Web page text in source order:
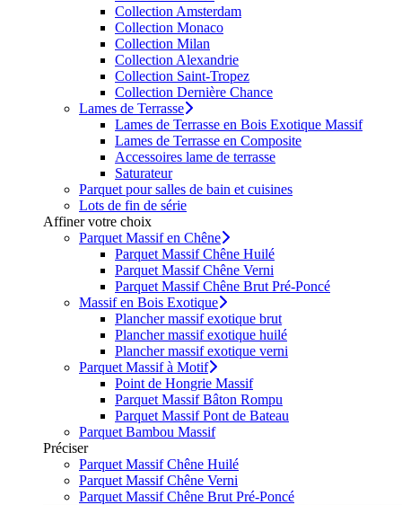
Collection Amsterdam
Collection Monaco
Collection Milan
Collection Alexandrie
Collection Saint-Tropez
Collection Dernière Chance
Lames de Terrasse
Lames de Terrasse en Bois Exotique Massif
Lames de Terrasse en Composite
Accessoires lame de terrasse
Saturateur
Parquet pour salles de bain et cuisines
Lots de fin de série
Affiner votre choix
Parquet Massif en Chêne
Parquet Massif Chêne Huilé
Parquet Massif Chêne Verni
Parquet Massif Chêne Brut Pré-Poncé
Massif en Bois Exotique
Plancher massif exotique brut
Plancher massif exotique huilé
Plancher massif exotique verni
Parquet Massif à Motif
Point de Hongrie Massif
Parquet Massif Bâton Rompu
Parquet Massif Pont de Bateau
Parquet Bambou Massif
Préciser
Parquet Massif Chêne Huilé
Parquet Massif Chêne Verni
Parquet Massif Chêne Brut Pré-Poncé